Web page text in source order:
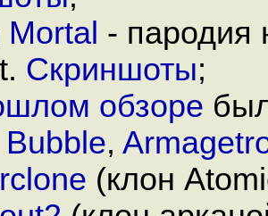
Mortal - пародия
Скриншоты;
обзоре
,
(клон